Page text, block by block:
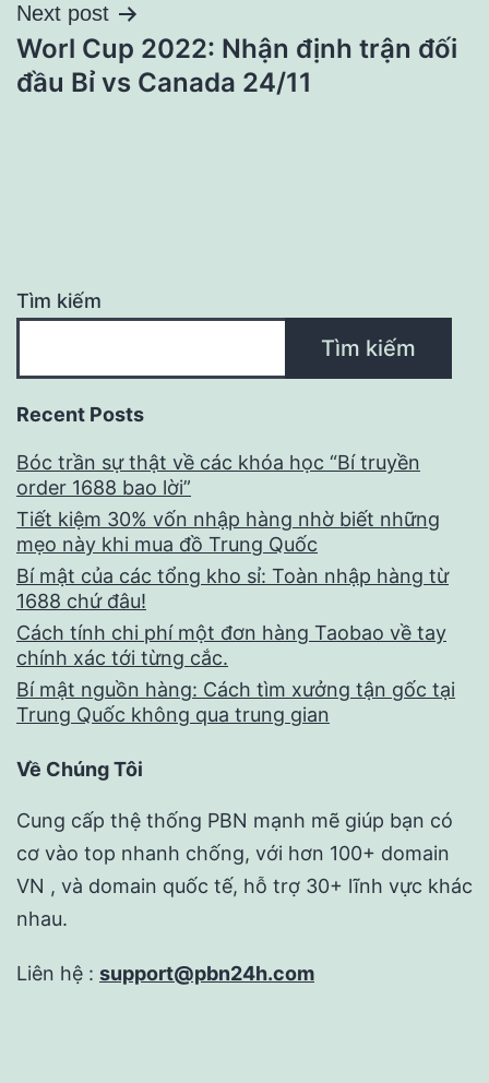
viết
Next post
Worl Cup 2022: Nhận định trận đối
đầu Bỉ vs Canada 24/11
Tìm kiếm
Tìm kiếm
Recent Posts
Bóc trần sự thật về các khóa học “Bí truyền
order 1688 bao lời”
Tiết kiệm 30% vốn nhập hàng nhờ biết những
mẹo này khi mua đồ Trung Quốc
Bí mật của các tổng kho sỉ: Toàn nhập hàng từ
1688 chứ đâu!
Cách tính chi phí một đơn hàng Taobao về tay
chính xác tới từng cắc.
Bí mật nguồn hàng: Cách tìm xưởng tận gốc tại
Trung Quốc không qua trung gian
Về Chúng Tôi
Cung cấp thệ thống PBN mạnh mẽ giúp bạn có
cơ vào top nhanh chống, với hơn 100+ domain
VN , và domain quốc tế, hỗ trợ 30+ lĩnh vực khác
nhau.
Liên hệ : support@pbn24h.com